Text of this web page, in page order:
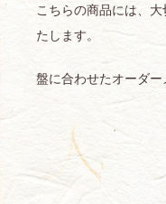
こちらの商品には、
たします。
盤に合わせたオーダー